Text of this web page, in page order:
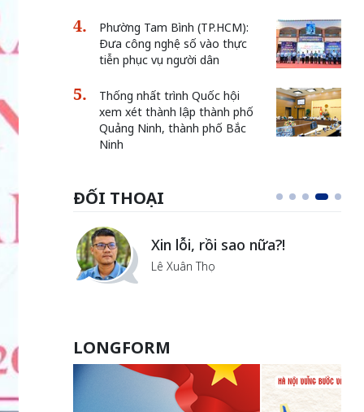
Phường Tam Bình (TP.HCM):
Đưa công nghệ số vào thực
tiễn phục vụ người dân
Thống nhất trình Quốc hội
xem xét thành lập thành phố
Quảng Ninh, thành phố Bắc
Ninh
ĐỐI THOẠI
Xin lỗi, rồi sao nữa?!
Lê Xuân Thọ
LONGFORM